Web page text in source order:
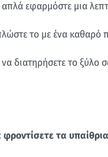
εφαρμόστε μια
το με ένα καθαρό
διατηρήσετε το
φροντίσετε τα